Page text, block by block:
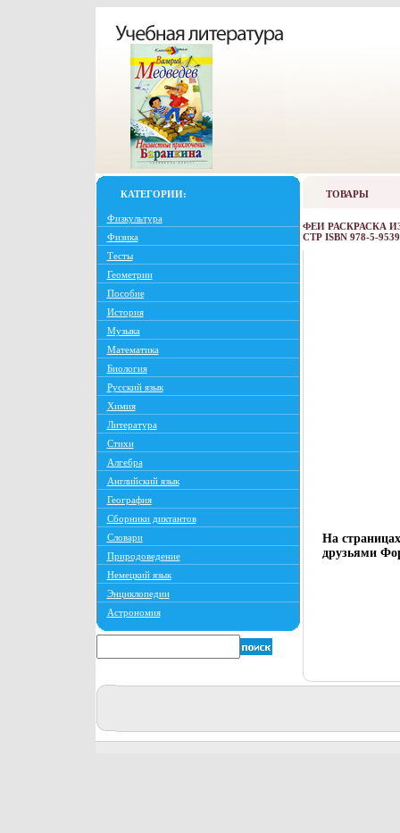
КАТЕГОРИИ:
Физкультура
Физика
Тесты
Геометрии
Пособие
История
Музыка
Математика
Биология
Русский язык
Химия
Литература
Стихи
Алгебра
Английский язык
География
Сборники диктантов
Словари
Природоведение
Немецкий язык
Энциклопедии
Астрономия
ТОВАРЫ
ФЕИ РАСКРАСКА
СТР ISBN 978-5-
На
друзьями